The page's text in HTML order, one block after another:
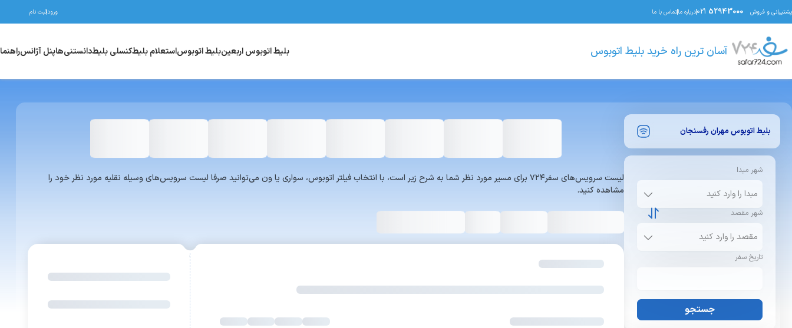
پشتیبانی و فروش 021 52943000 درباره ماتماس با ما ورودثبت نام
آسان ترین راه خرید بلیط اتوبوس بلیط اتوبوس اربعینبلیط اتوبوساستعلام بلیطکنسلی بلیطدانستنی‌هاپنل آژانسراهنما
بلیط اتوبوس مهران رفسنجان
شهر مبدا
شهر مقصد
تاریخ سفر
جستجو
لیست سرویس‌های سفر۷۲۴ برای مسیر مورد نظر شما به شرح زیر است، با انتخاب فیلتر اتوبوس، سواری یا ون می‌توانید صرفا لیست سرویس‌های وسیله نقلیه مورد نظر خود را
مشاهده کنید.